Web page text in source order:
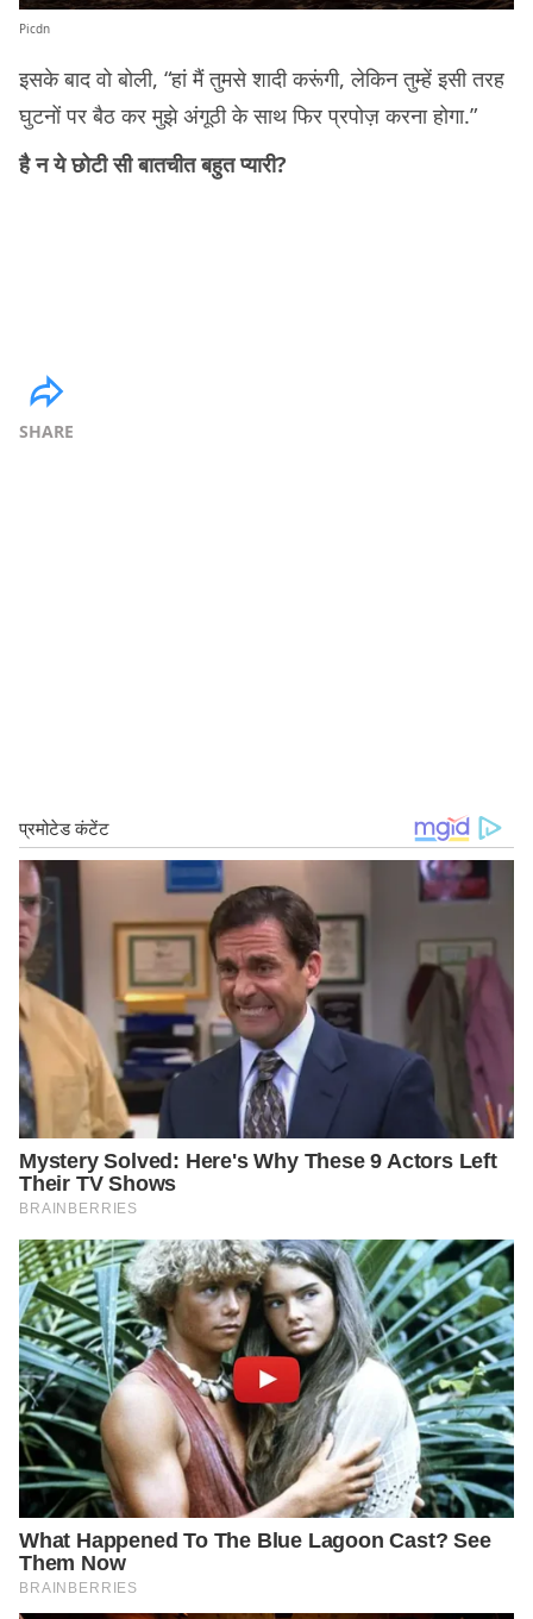
Picdn
इसके बाद वो बोली, “हां मैं तुमसे शादी करूंगी, लेकिन तुम्हें इसी तरह
घुटनों पर बैठ कर मुझे अंगूठी के साथ फिर प्रपोज़ करना होगा.”
है न ये छोटी सी बातचीत बहुत प्यारी?
SHARE